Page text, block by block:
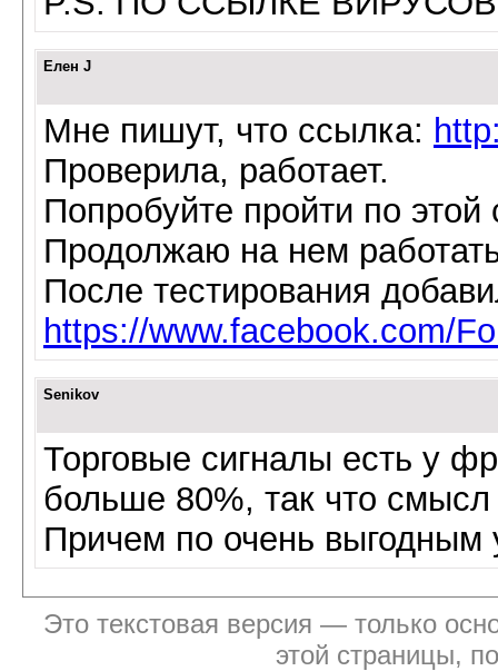
Елен J
Мне пишут, что ссылка:
Проверила, работает.
Попробуйте пройти по
Продолжаю на нем
После тестирования
https://www.facebook.com/
Senikov
Торговые сигналы есть у
больше 80%, так что смысл
Причем по очень выгодным
Это текстовая версия — только
этой страницы,